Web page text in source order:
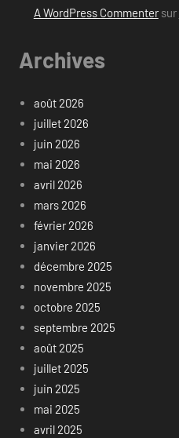
A WordPress Commentersur
Archives
août 2026
juillet 2026
juin 2026
mai 2026
avril 2026
mars 2026
février 2026
janvier 2026
décembre 2025
novembre 2025
octobre 2025
septembre 2025
août 2025
juillet 2025
juin 2025
mai 2025
avril 2025